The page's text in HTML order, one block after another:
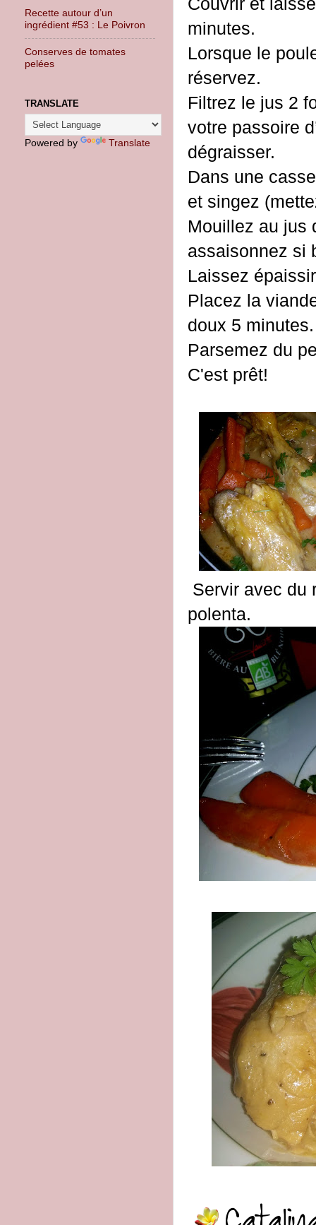
minutes.
Lorsque le
réservez.
Filtrez le jus 2
votre passoire
dégraisser.
Dans une
et singez
Mouillez au jus
assaisonnez si
Laissez
Placez la
doux 5 minutes.
Parsemez du
C'est prêt!
Servir avec du
polenta.
Recette autour d’un
ingrédient #53 : Le Poivron
Conserves de tomates
pelées
TRANSLATE
Powered by Translate